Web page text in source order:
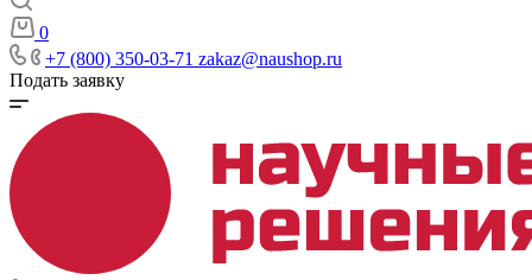
0
+7 (800) 350-03-71 zakaz@naushop.ru
Подать заявку